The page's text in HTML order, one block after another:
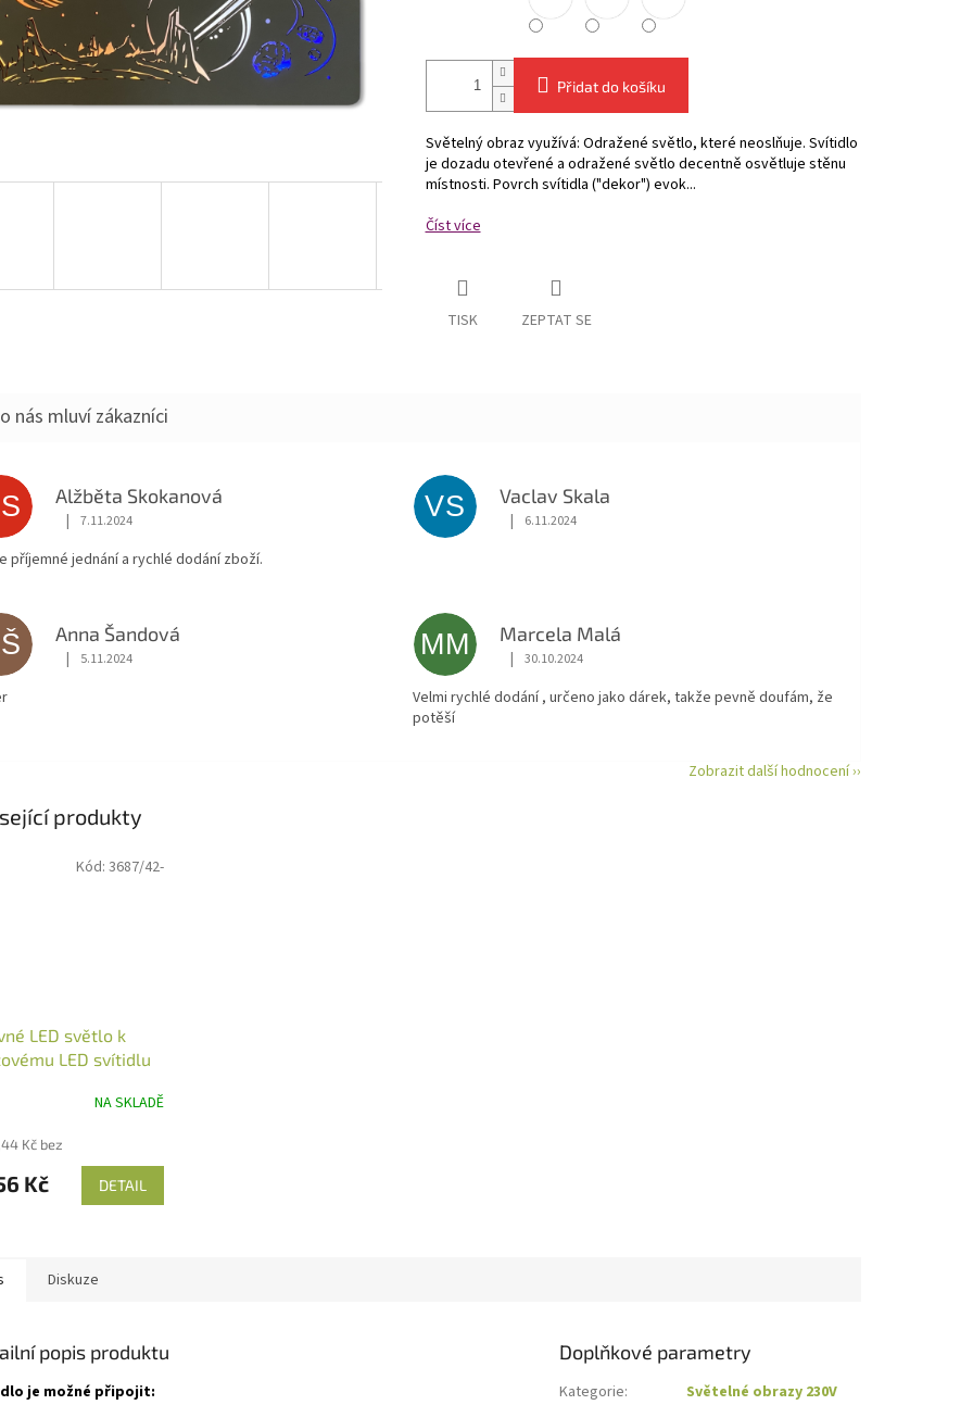
Přidat do košíku
Světelný obraz využívá: Odražené světlo, které neoslňuje. Svítidlo
je dozadu otevřené a odražené světlo decentně osvětluje stěnu
místnosti. Povrch svítidla ("dekor") evok...
Číst více
TISK ZEPTAT SE
nás mluví zákazníci
Alžběta Skokanová
Hodnocení obchodu je 5 z 5 hvězdiček.
| 7.11.2024
příjemné jednání a rychlé dodání zboží.
VS Vaclav Skala
Hodnocení obchodu je 5 z 5 hvězdiček.
| 6.11.2024
Anna Šandová
Hodnocení obchodu je 5 z 5 hvězdiček.
| 5.11.2024 MM Marcela Malá
Hodnocení obchodu je 5 z 5 hvězdiček.
| 30.10.2024
Velmi rychlé dodání , určeno jako dárek, takže pevně doufám, že
potěší
Zobrazit další hodnocení ››
produkty
LED světlo k
LED svítidlu
NA SKLADĚ
Kč bez
Kč DETAIL
Kód: 3687/42-
Diskuze
popis produktu
je možné připojit:
Doplňkové parametry
Kategorie:
Světelné obrazy 230V